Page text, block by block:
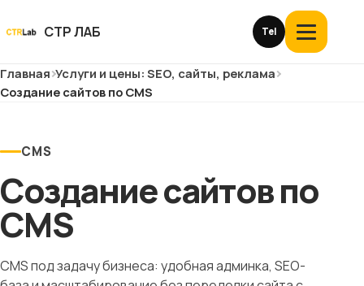
СТР ЛАБ Tel
Открыть
меню
Услуги и цены
Отзывы
Главная Услуги и цены: SEO, сайты, реклама
Создание сайтов по CMS
CMS
Создание сайтов по
CMS
CMS под задачу бизнеса: удобная админка, SEO-